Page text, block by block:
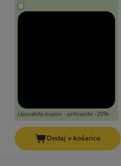
Uporabite kupon - prihranite -20%
Dodaj v košarico